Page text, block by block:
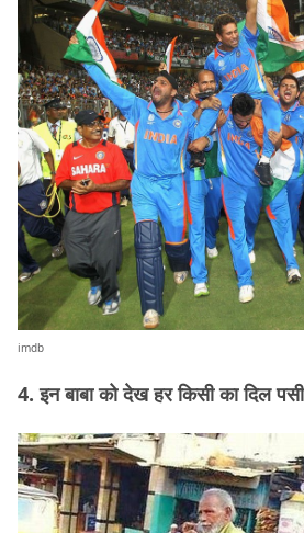
imdb
4. इन बाबा को देख हर किसी का दिल